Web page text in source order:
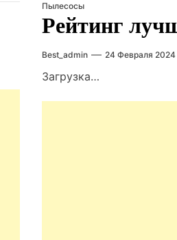
Пылесосы
Рейтинг
Best_admin 24 Февраля 2024
Загрузка…